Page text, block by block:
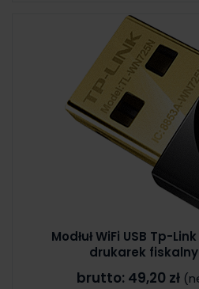
Modłuł WiFi USB Tp-
drukarek
brutto: 49,20 zł